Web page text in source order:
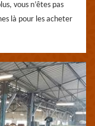
vous n’êtes pas
là pour les acheter